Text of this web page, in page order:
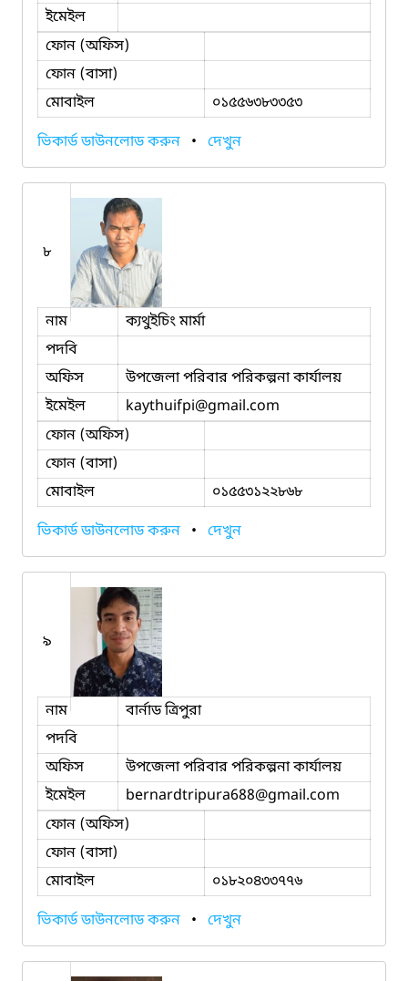
ইমেইল
ফোন (অফিস)
ফোন (বাসা)
মোবাইল
০১৫৫৬৩৮৩৩৫৩
ভিকার্ড ডাউনলোড করুন • দেখুন
৮
নাম
ক্যথুইচিং মার্মা
পদবি
অফিস
উপজেলা পরিবার পরিকল্পনা কার্যালয়
ইমেইল
kaythuifpi@gmail.com
ফোন (অফিস)
ফোন (বাসা)
মোবাইল
০১৫৫৩১২২৮৬৮
ভিকার্ড ডাউনলোড করুন • দেখুন
৯
নাম
বার্নাড ত্রিপুরা
পদবি
অফিস
উপজেলা পরিবার পরিকল্পনা কার্যালয়
ইমেইল
bernardtripura688@gmail.com
ফোন (অফিস)
ফোন (বাসা)
মোবাইল
০১৮২০৪৩৩৭৭৬
ভিকার্ড ডাউনলোড করুন • দেখুন